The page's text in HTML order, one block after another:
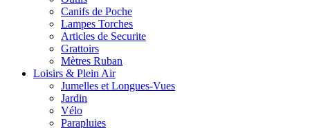
Canifs de Poche
Lampes Torches
Articles de Securite
Grattoirs
Mètres Ruban
Loisirs & Plein Air
Jumelles et Longues-Vues
Jardin
Vélo
Parapluies